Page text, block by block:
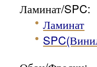
Ламинат/SPC:
Ламинат